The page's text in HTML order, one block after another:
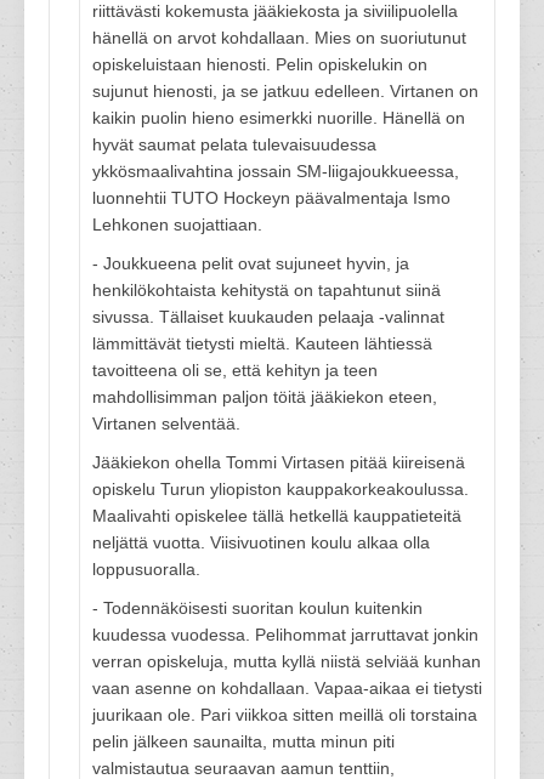
riittävästi kokemusta jääkiekosta ja siviilipuolella
hänellä on arvot kohdallaan. Mies on suoriutunut
opiskeluistaan hienosti. Pelin opiskelukin on
sujunut hienosti, ja se jatkuu edelleen. Virtanen on
kaikin puolin hieno esimerkki nuorille. Hänellä on
hyvät saumat pelata tulevaisuudessa
ykkösmaalivahtina jossain SM-liigajoukkueessa,
luonnehtii TUTO Hockeyn päävalmentaja Ismo
Lehkonen suojattiaan.
- Joukkueena pelit ovat sujuneet hyvin, ja
henkilökohtaista kehitystä on tapahtunut siinä
sivussa. Tällaiset kuukauden pelaaja -valinnat
lämmittävät tietysti mieltä. Kauteen lähtiessä
tavoitteena oli se, että kehityn ja teen
mahdollisimman paljon töitä jääkiekon eteen,
Virtanen selventää.
Jääkiekon ohella Tommi Virtasen pitää kiireisenä
opiskelu Turun yliopiston kauppakorkeakoulussa.
Maalivahti opiskelee tällä hetkellä kauppatieteitä
neljättä vuotta. Viisivuotinen koulu alkaa olla
loppusuoralla.
- Todennäköisesti suoritan koulun kuitenkin
kuudessa vuodessa. Pelihommat jarruttavat jonkin
verran opiskeluja, mutta kyllä niistä selviää kunhan
vaan asenne on kohdallaan. Vapaa-aikaa ei tietysti
juurikaan ole. Pari viikkoa sitten meillä oli torstaina
pelin jälkeen saunailta, mutta minun piti
valmistautua seuraavan aamun tenttiin,